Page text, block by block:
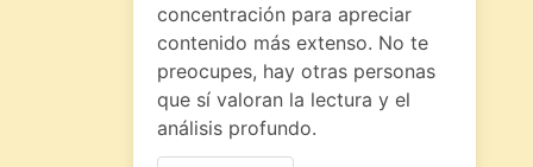
concentración para apreciar
contenido más extenso. No te
preocupes, hay otras personas
que sí valoran la lectura y el
análisis profundo.